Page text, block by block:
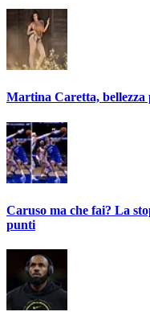
Martina Caretta,
Caruso ma che fai? La
punti